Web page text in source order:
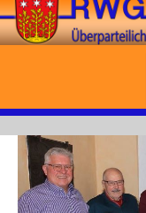
Zum
Inhalt
springen